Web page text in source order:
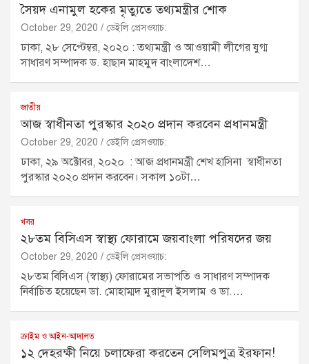
সৈয়দ এনামুল হকের মৃত্যুতে তথ্যমন্ত্রীর শোক
October 29, 2020 ডেইলি প্রেসওয়াচ:
ঢাকা, ২৮ সেপ্টেম্বর, ২০২০ : তথ্যমন্ত্রী ও আওয়ামী লীগের যুগ্ম
সাধারণ সম্পাদক ড. হাছান মাহমুদ বাংলাদেশ…
জাতীয়
আজ স্বাধীনতা পুরস্কার ২০২০ প্রদান করবেন প্রধানমন্ত্রী
October 29, 2020 ডেইলি প্রেসওয়াচ:
ঢাকা, ২৯ অক্টোবর, ২০২০ : আজ প্রধানমন্ত্রী শেখ হাসিনা স্বাধীনতা
পুরস্কার ২০২০ প্রদান করবেন। সকাল ১০টা…
খবর
২৮তম বিসিএস স্বাস্থ্য ফোরামে জয়বাংলা পরিষদের জয়
October 29, 2020 ডেইলি প্রেসওয়াচ:
২৮তম বিসিএস (স্বাস্থ্য) ফোরামের সভাপতি ও সাধারণ সম্পাদক
নির্বাচিত হয়েছেন ডা. মোহাম্মদ মুরাদুল ইসলাম ও ডা.…
ক্রাইম ও আইন-আদালত
১২ দেহরক্ষী নিয়ে চলাফেরা করতেন সেলিমপুত্র ইরফান!